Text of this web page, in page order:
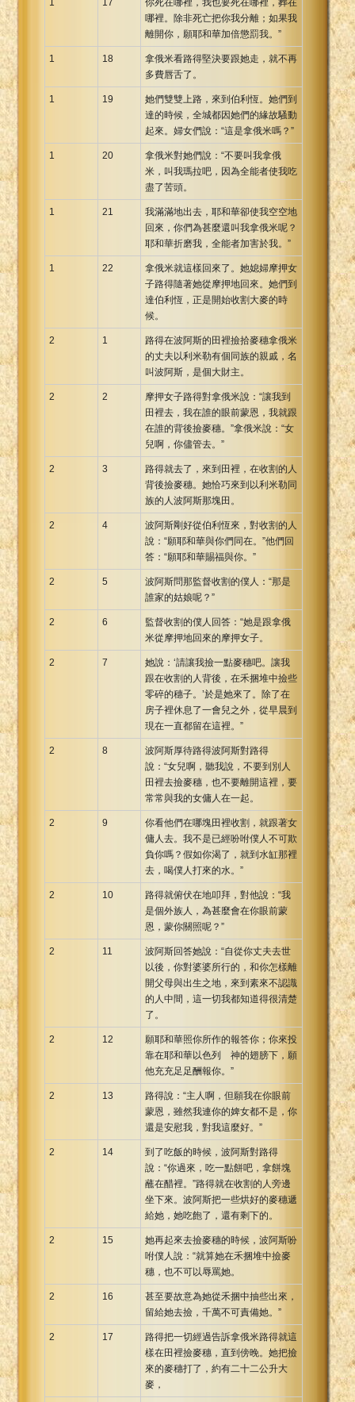
哪裡。除非死亡把你我分離；如果我
離開你，願耶和華加倍懲罰我。”
1 18
拿俄米看路得堅決要跟她走，就不再
多費唇舌了。
1 19
她們雙雙上路，來到伯利恆。她們到
達的時候，全城都因她們的緣故騷動
起來。婦女們說：“這是拿俄米嗎？”
1 20
拿俄米對她們說：“不要叫我拿俄
米，叫我瑪拉吧，因為全能者使我吃
盡了苦頭。
1 21
我滿滿地出去，耶和華卻使我空空地
回來，你們為甚麼還叫我拿俄米呢？
耶和華折磨我，全能者加害於我。”
1 22
拿俄米就這樣回來了。她媳婦摩押女
子路得隨著她從摩押地回來。她們到
達伯利恆，正是開始收割大麥的時
候。
2 1
路得在波阿斯的田裡撿拾麥穗拿俄米
的丈夫以利米勒有個同族的親戚，名
叫波阿斯，是個大財主。
2 2
摩押女子路得對拿俄米說：“讓我到
田裡去，我在誰的眼前蒙恩，我就跟
在誰的背後撿麥穗。”拿俄米說：“女
兒啊，你儘管去。”
2 3
路得就去了，來到田裡，在收割的人
背後撿麥穗。她恰巧來到以利米勒同
族的人波阿斯那塊田。
2 4
波阿斯剛好從伯利恆來，對收割的人
說：“願耶和華與你們同在。”他們回
答：“願耶和華賜福與你。”
2 5
波阿斯問那監督收割的僕人：“那是
誰家的姑娘呢？”
2 6
監督收割的僕人回答：“她是跟拿俄
米從摩押地回來的摩押女子。
2 7
她說：‘請讓我撿一點麥穗吧。讓我
跟在收割的人背後，在禾捆堆中撿些
零碎的穗子。’於是她來了。除了在
房子裡休息了一會兒之外，從早晨到
現在一直都留在這裡。”
2 8
波阿斯厚待路得波阿斯對路得
說：“女兒啊，聽我說，不要到別人
田裡去撿麥穗，也不要離開這裡，要
常常與我的女傭人在一起。
2 9
你看他們在哪塊田裡收割，就跟著女
傭人去。我不是已經吩咐僕人不可欺
負你嗎？假如你渴了，就到水缸那裡
去，喝僕人打來的水。”
2 10
路得就俯伏在地叩拜，對他說：“我
是個外族人，為甚麼會在你眼前蒙
恩，蒙你關照呢？”
2 11
波阿斯回答她說：“自從你丈夫去世
以後，你對婆婆所行的，和你怎樣離
開父母與出生之地，來到素來不認識
的人中間，這一切我都知道得很清楚
了。
2 12
願耶和華照你所作的報答你；你來投
靠在耶和華以色列 神的翅膀下，願
他充充足足酬報你。”
2 13
路得說：“主人啊，但願我在你眼前
蒙恩，雖然我連你的婢女都不是，你
還是安慰我，對我這麼好。”
2 14
到了吃飯的時候，波阿斯對路得
說：“你過來，吃一點餅吧，拿餅塊
蘸在醋裡。”路得就在收割的人旁邊
坐下來。波阿斯把一些烘好的麥穗遞
給她，她吃飽了，還有剩下的。
2 15
她再起來去撿麥穗的時候，波阿斯吩
咐僕人說：“就算她在禾捆堆中撿麥
穗，也不可以辱罵她。
2 16
甚至要故意為她從禾捆中抽些出來，
留給她去撿，千萬不可責備她。”
2 17
路得把一切經過告訴拿俄米路得就這
樣在田裡撿麥穗，直到傍晚。她把撿
來的麥穗打了，約有二十二公升大
麥，